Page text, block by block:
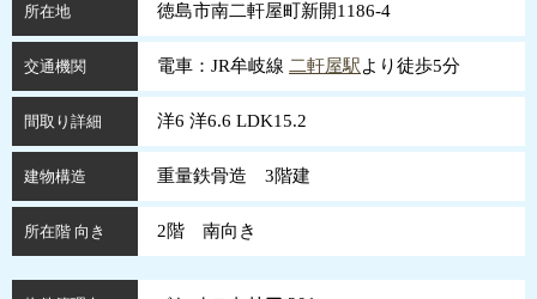
所在地 徳島市南二軒屋町新開1186-4
交通機関 電車：JR牟岐線 二軒屋駅より徒歩5分
間取り詳細 洋6 洋6.6 LDK15.2
建物構造 重量鉄骨造 3階建
所在階 向き 2階 南向き